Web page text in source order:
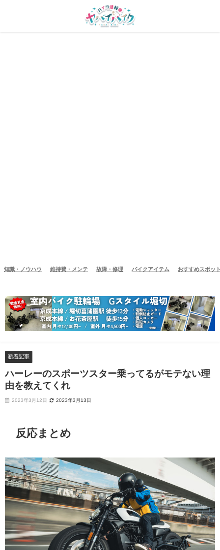
知識・ノウハウ 維持費・メンテ 故障・修理 バイクアイテム おすすめスポッ
新着記事
ハーレーのスポーツスター乗ってるがモテない理
由を教えてくれ
2023年3月12日 2023年3月13日
反応まとめ